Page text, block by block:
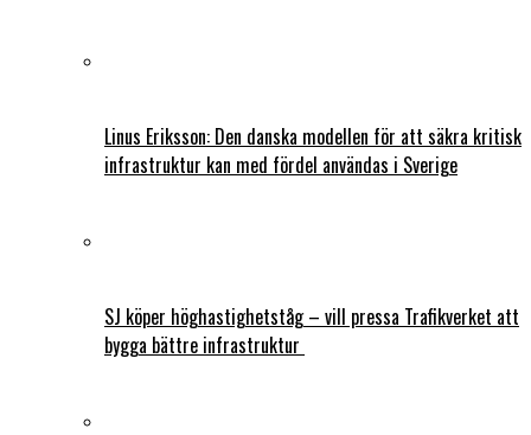
Linus Eriksson: Den danska modellen för att säkra kritisk
infrastruktur kan med fördel användas i Sverige
SJ köper höghastighetståg – vill pressa Trafikverket att
bygga bättre infrastruktur